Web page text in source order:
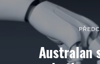
Australan